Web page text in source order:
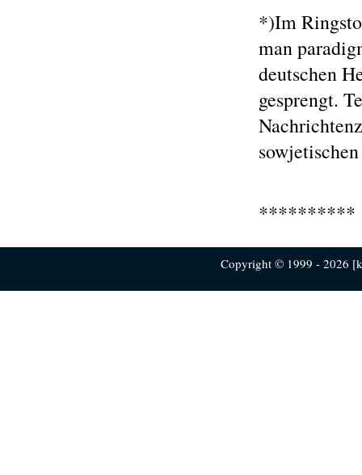
*)Im
man
deutschen
gesprengt.
**********
Copyright © 1999 - 2026